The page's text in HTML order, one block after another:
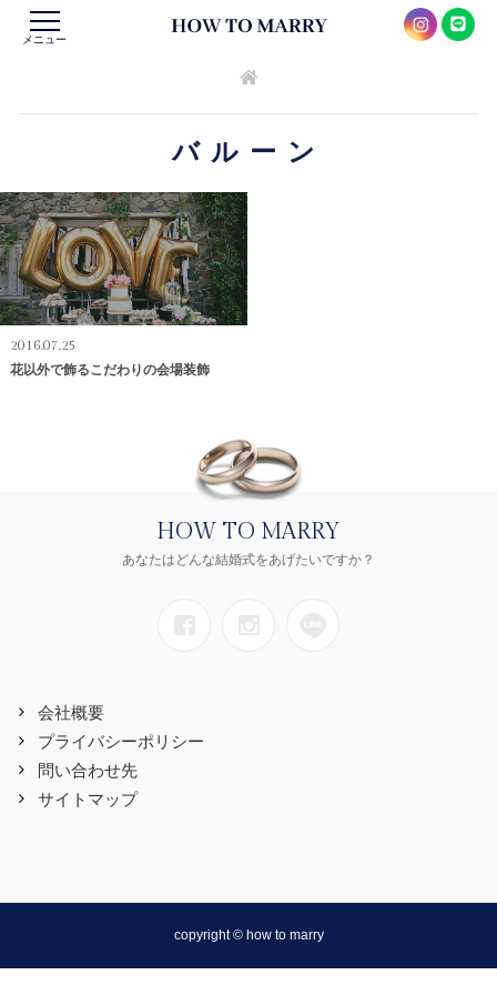
メニュー
バルーン
2016.07.25
花以外で飾るこだわりの会場装飾
HOW TO MARRY
あなたはどんな結婚式をあげたいですか？
会社概要
プライバシーポリシー
問い合わせ先
サイトマップ
copyright © how to marry